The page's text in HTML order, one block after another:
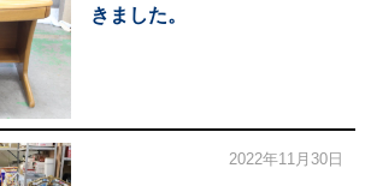
きました。
2022年11月30日